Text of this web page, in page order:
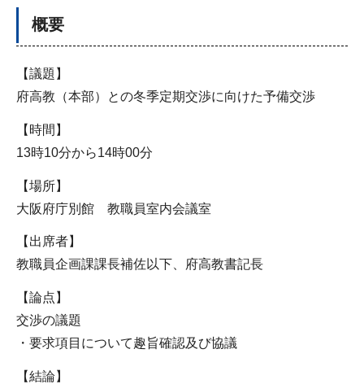
概要
【議題】
府高教（本部）との冬季定期交渉に向けた予備交渉
【時間】
13時10分から14時00分
【場所】
大阪府庁別館 教職員室内会議室
【出席者】
教職員企画課課長補佐以下、府高教書記長
【論点】
交渉の議題
・要求項目について趣旨確認及び協議
【結論】